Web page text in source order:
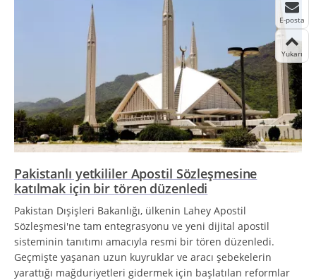
Pakistanlı yetkililer Apostil Sözleşmesine
katılmak için bir tören düzenledi
Pakistan Dışişleri Bakanlığı, ülkenin Lahey Apostil
Sözleşmesi'ne tam entegrasyonu ve yeni dijital apostil
sisteminin tanıtımı amacıyla resmi bir tören düzenledi.
Geçmişte yaşanan uzun kuyruklar ve aracı şebekelerin
yarattığı mağduriyetleri gidermek için başlatılan reformlar
E-posta
Yukarı